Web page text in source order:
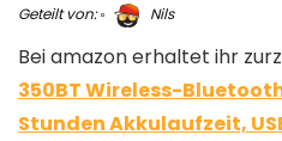
Geteilt von: Nils
Bei amazon erhaltet ihr
350BT Wireless-
Stunden Akkulaufzeit,